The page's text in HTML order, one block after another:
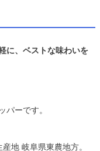
に、ベストな味わいを
パーです。
地 岐阜県東農地方。